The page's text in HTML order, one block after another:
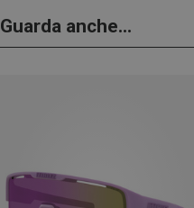
Guarda anche...